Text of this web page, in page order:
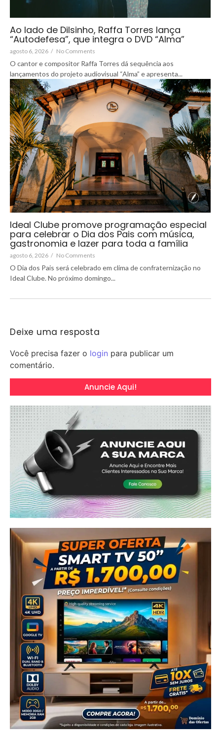
Ao lado de Dilsinho, Raffa Torres lança
“Autodefesa”, que integra o DVD “Alma”
agosto 6, 2026 / No Comments
O cantor e compositor Raffa Torres dá sequência aos
lançamentos do projeto audiovisual “Alma” e apresenta...
Ideal Clube promove programação especial
para celebrar o Dia dos Pais com música,
gastronomia e lazer para toda a família
agosto 6, 2026 / No Comments
O Dia dos Pais será celebrado em clima de confraternização no
Ideal Clube. No próximo domingo...
Deixe uma resposta
Você precisa fazer o login para publicar um
comentário.
Anuncie Aqui!